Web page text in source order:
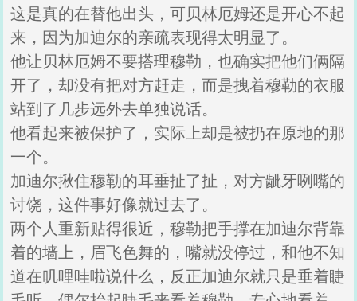
这是真的在替他出头，可贝林厄姆还是开心不起
来，因为加迪尔的亲疏表现得太明显了。
他让贝林厄姆不要搭理穆勒，也确实把他们俩隔
开了，却没有把对方赶走，而是拽着穆勒的衣服
站到了几步远外去单独说话。
他看起来被保护了，实际上却是被扔在原地的那
一个。
加迪尔揪住穆勒的耳垂扯了扯，对方龇牙咧嘴的
讨饶，这件事好像就过去了。
两个人重新贴得很近，穆勒把手撑在加迪尔背靠
着的墙上，眉飞色舞的，嘴就没停过，和他不知
道在叽哩哇啦说什么，反正加迪尔就只是垂着睫